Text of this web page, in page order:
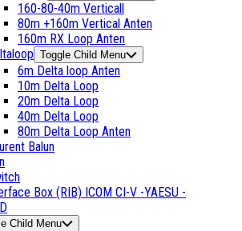
160-80-40m Verticall
80m +160m Vertical Anten
160m RX Loop Anten
Toggle Child Menu
6m Delta loop Anten
10m Delta Loop
20m Delta Loop
40m Delta Loop
80m Delta Loop Anten
Balun
Box (RIB) ICOM CI-V -YAESU -
Child Menu